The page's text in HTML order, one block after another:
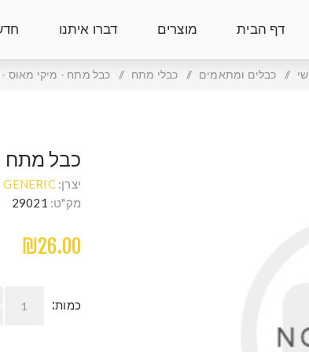
דף הבית מוצרים דברו איתנו
/ כבלים ומתאמים / כבלי מתח / כבל מתח - מיקי מאוס -
כבל מתח
יצרן: GENERIC
מק"ט: 29021
₪26.00
כמות: